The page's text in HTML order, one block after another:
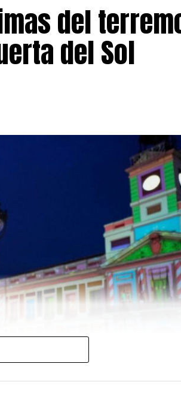
del
del Sol